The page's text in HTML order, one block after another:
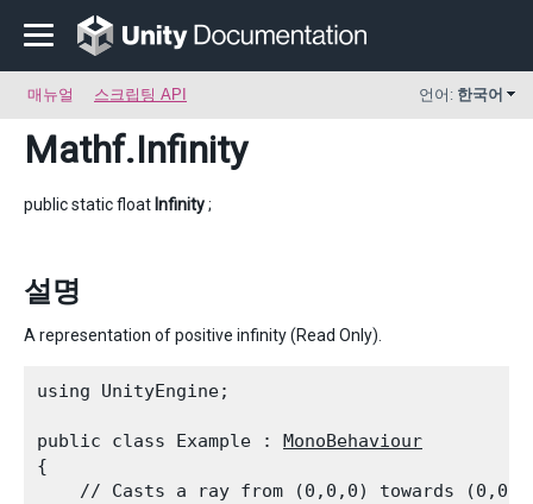
매뉴얼 스크립팅 API 언어: 한국어
Mathf.Infinity
public static float Infinity;
설명
A representation of positive infinity (Read Only).
using UnityEngine;
public class Example : MonoBehaviour
{
// Casts a ray from (0,0,0) towards